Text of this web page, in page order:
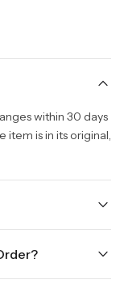
within 30 days
item is in its original,